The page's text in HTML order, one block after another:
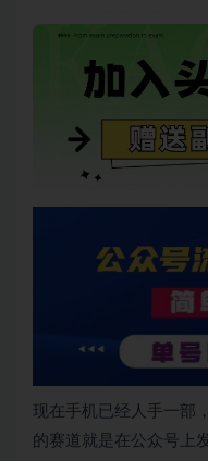
现在手机已经人手一部
的赛道就是在公众号上